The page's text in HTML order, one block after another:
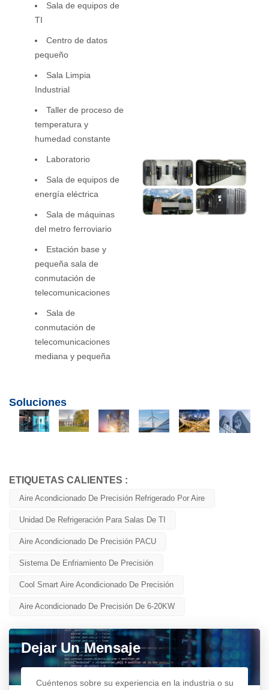
Sala de equipos de
TI
Centro de datos
pequeño
Sala Limpia
Industrial
Taller de proceso de
temperatura y
humedad constante
Laboratorio
Sala de equipos de
energía eléctrica
Sala de máquinas
del metro ferroviario
Estación base y
pequeña sala de
conmutación de
telecomunicaciones
Sala de
conmutación de
telecomunicaciones
mediana y pequeña
Soluciones
ETIQUETAS CALIENTES :
Aire Acondicionado De Precisión Refrigerado Por Aire
Unidad De Refrigeración Para Salas De TI
Aire Acondicionado De Precisión PACU
Sistema De Enfriamiento De Precisión
Cool Smart Aire Acondicionado De Precisión
Aire Acondicionado De Precisión De 6-20KW
Dejar Un Mensaje
Cuéntenos sobre su experiencia en la industria o su